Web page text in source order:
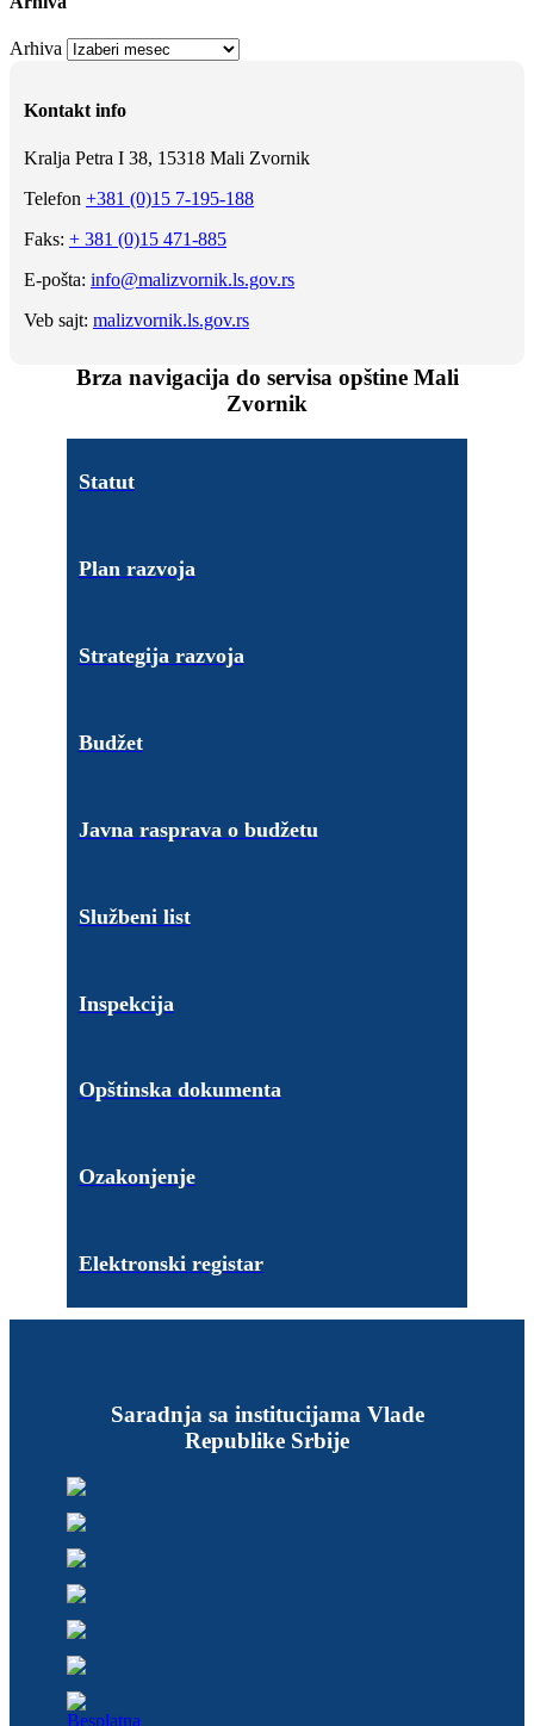
Arhiva
Kontakt info
Kralja Petra I 38, 15318 Mali Zvornik
Telefon +381 (0)15 7-195-188
Faks: + 381 (0)15 471-885
E-pošta: info@malizvornik.ls.gov.rs
Veb sajt: malizvornik.ls.gov.rs
Brza navigacija do servisa opštine Mali
Zvornik
Statut
Plan razvoja
Strategija razvoja
Budžet
Javna rasprava o budžetu
Službeni list
Inspekcija
Opštinska dokumenta
Ozakonjenje
Elektronski registar
Saradnja sa institucijama Vlade
Republike Srbije